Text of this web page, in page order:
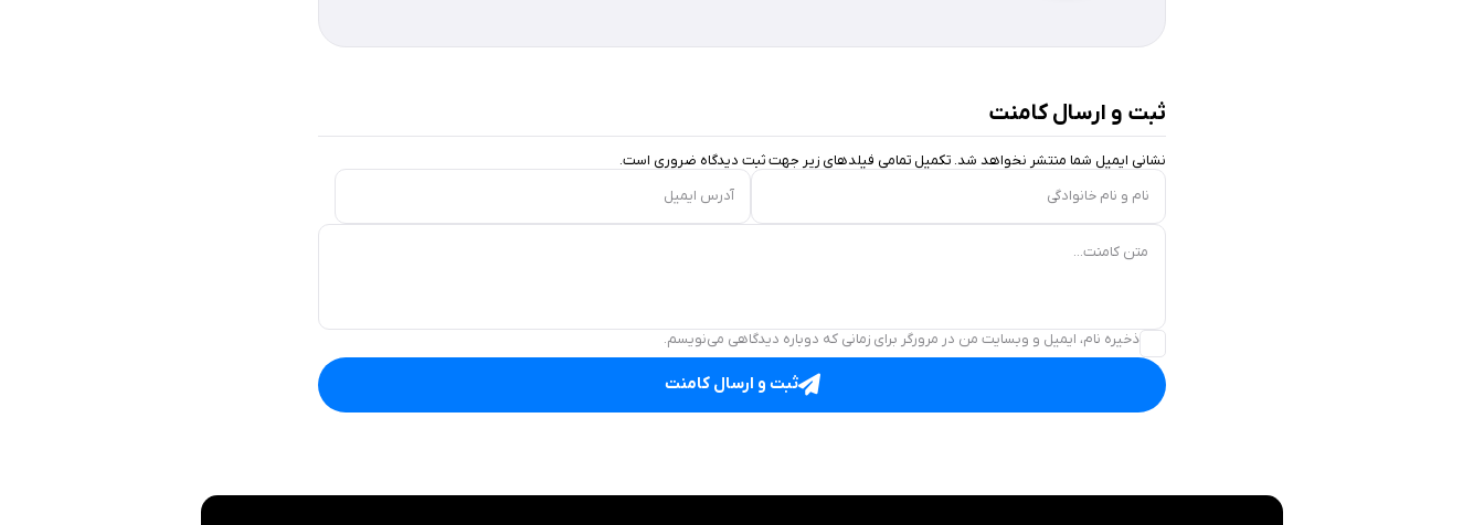
ثبت و ارسال کامنت
نشانی ایمیل شما منتشر نخواهد شد. تکمیل تمامی فیلد‌های زیر جهت ثبت دیدگاه ضروری است.
نام و نام خانوادگی
آدرس ایمیل
متن کامنت...
ذخیره نام، ایمیل و وبسایت من در مرورگر برای زمانی که دوباره دیدگاهی می‌نویسم.
ثبت و ارسال کامنت